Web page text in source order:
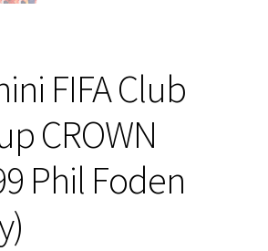
FIFA Club
CROWN
Phil Foden